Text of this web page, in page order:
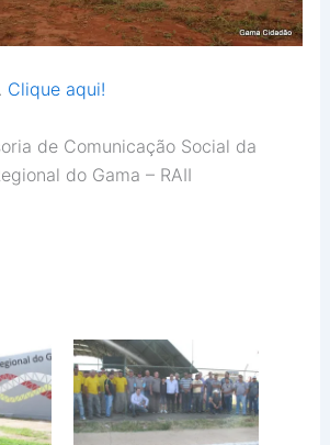
Clique aqui!
de Comunicação Social da
do Gama – RAII